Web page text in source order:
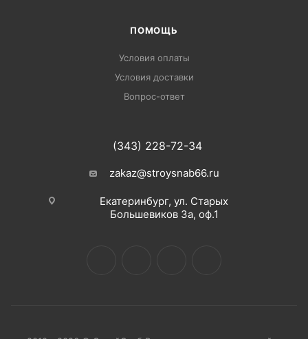
ПОМОЩЬ
Условия оплаты
Условия доставки
Вопрос-ответ
(343) 228-72-34
zakaz@stroysnab66.ru
Екатеринбург, ул. Старых
Большевиков 3а, оф.1